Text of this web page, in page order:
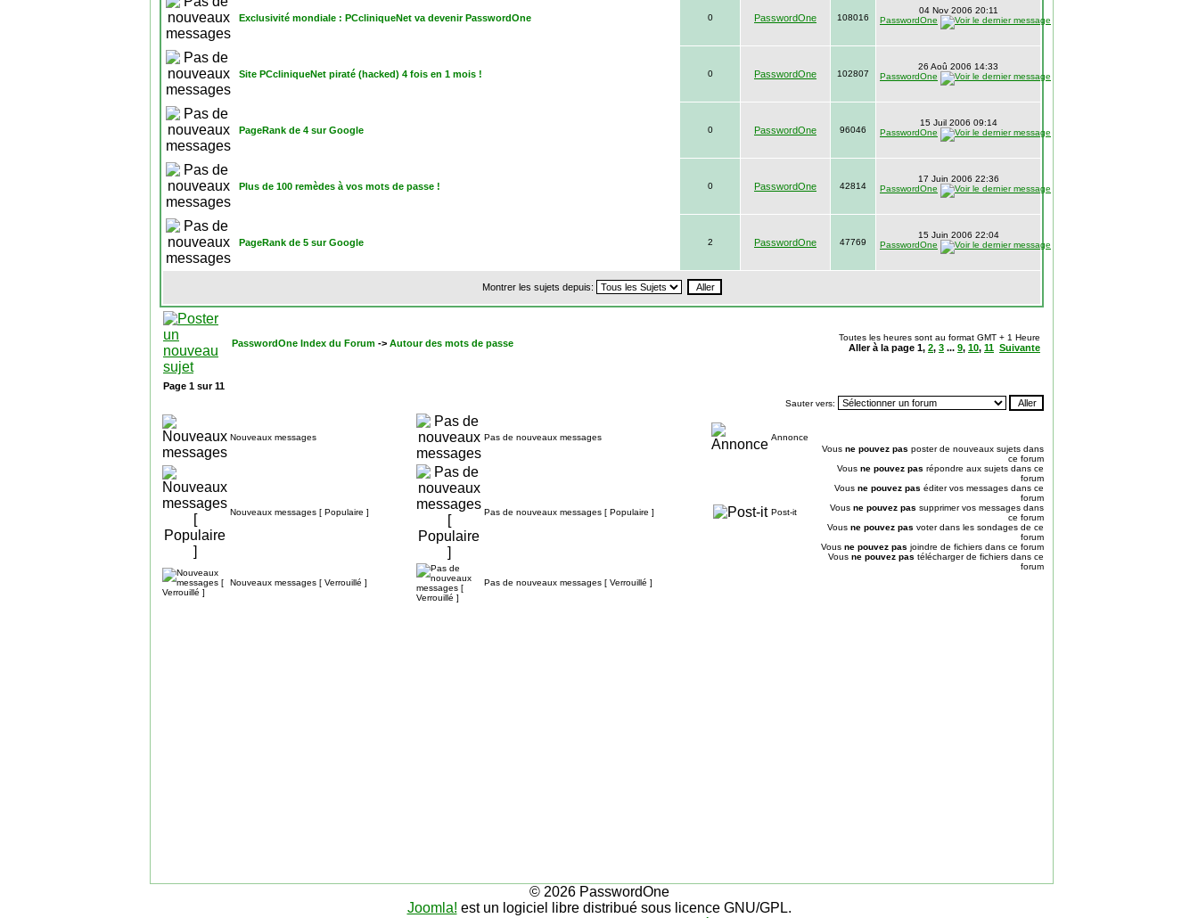
Exclusivité mondiale : PCcliniqueNet va devenir PasswordOne 0 PasswordOne 108016
04 Nov 2006 20:11
PasswordOne
Site PCcliniqueNet piraté (hacked) 4 fois en 1 mois ! 0 PasswordOne 102807
26 Aoû 2006 14:33
PasswordOne
PageRank de 4 sur Google 0 PasswordOne 96046
15 Juil 2006 09:14
PasswordOne
Plus de 100 remèdes à vos mots de passe ! 0 PasswordOne 42814
17 Juin 2006 22:36
PasswordOne
PageRank de 5 sur Google 2 PasswordOne 47769
15 Juin 2006 22:04
PasswordOne
Montrer les sujets depuis:
PasswordOne Index du Forum -> Autour des mots de passe
Toutes les heures sont au format GMT + 1 Heure
Aller à la page 1, 2, 3 ... 9, 10, 11 Suivante
Page 1 sur11
Sauter vers:
Nouveaux messages Pas de nouveaux messages Annonce
Nouveaux messages [ Populaire ] Pas de nouveaux messages [ Populaire ] Post-it
Nouveaux messages [ Verrouillé ] Pas de nouveaux messages [ Verrouillé ]
Vous ne pouvez pas poster de nouveaux sujets dans
ce forum
Vous ne pouvez pas répondre aux sujets dans ce
forum
Vous ne pouvez pas éditer vos messages dans ce
forum
Vous ne pouvez pas supprimer vos messages dans
ce forum
Vous ne pouvez pas voter dans les sondages de ce
forum
Vous ne pouvez pas joindre de fichiers dans ce forum
Vous ne pouvez pas télécharger de fichiers dans ce
forum
© 2026 PasswordOne
Joomla! est un logiciel libre distribué sous licence GNU/GPL.